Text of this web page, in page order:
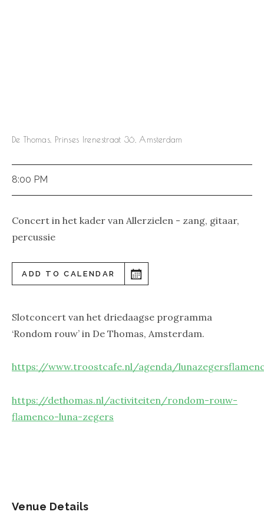
De Thomas, Prinses Irenestraat 36, Amsterdam
8:00 PM
Concert in het kader van Allerzielen - zang, gitaar,
percussie
ADD TO CALENDAR
Slotconcert van het driedaagse programma
‘Rondom rouw’ in De Thomas, Amsterdam.
https://www.troostcafe.nl/agenda/
https://dethomas.nl/activiteiten/rondom-rouw-
flamenco-luna-zegers
Venue Details